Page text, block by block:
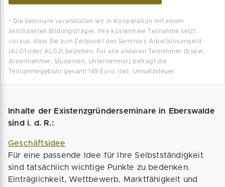
* Die Seminare veranstalten wir in Kooperation mit einem
zertifizierten Bildungsträger. Ihre kostenfreie Teilnahme setzt
voraus, dass Sie zum Zeitpunkt des Seminars Arbeitslosengeld
(ALG1 oder ALG2) beziehen. Für alle anderen Teilnehmer (bspw.
Arbeitnehmer, Studenten, Unternehmer) beträgt die
Teilnahmegebühr gesamt 149 Euro, inkl. Umsatzsteuer.
Inhalte der Existenzgründerseminare in Eberswalde
sind i. d. R.:
Geschäftsidee
Für eine passende Idee für Ihre Selbstständigkeit
sind tatsächlich wichtige Punkte zu bedenken.
Einträglichkeit, Wettbewerb, Marktfähigkeit und